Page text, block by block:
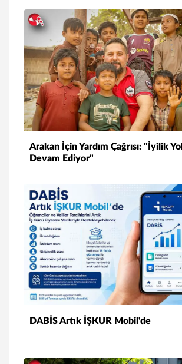
Arakan İçin Yardım Çağrısı: "İyilik
Devam Ediyor"
DABİS Artık İŞKUR Mobil'de